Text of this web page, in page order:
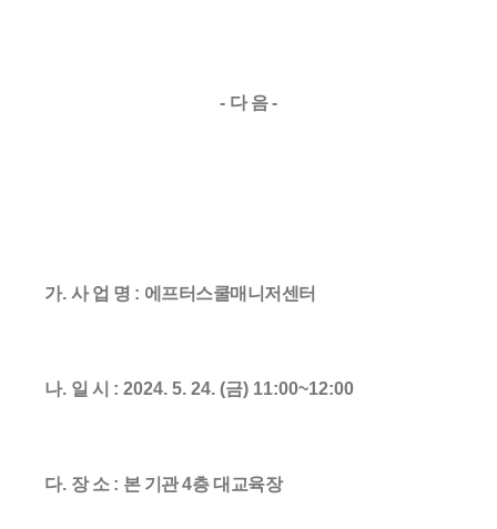
- 다 음-
가. 사 업 명 : 에프터스쿨매니저센터
나. 일 시 : 2024. 5. 24. (금) 11:00~12:00
다. 장 소 : 본 기관4층 대교육장